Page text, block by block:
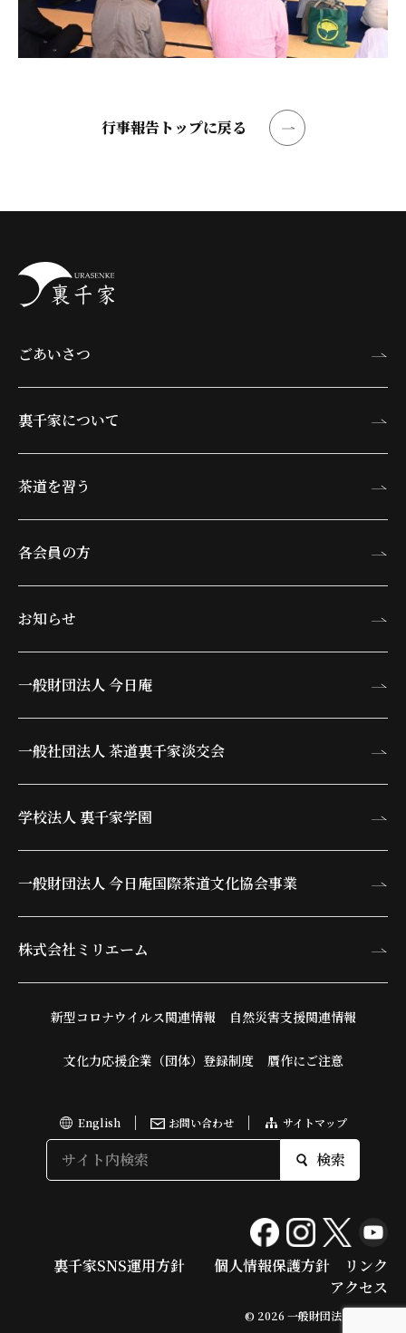
行事報告トップに戻る
ごあいさつ
裏千家について
茶道を習う
各会員の方
お知らせ
一般財団法人 今日庵
一般社団法人 茶道裏千家淡交会
学校法人 裏千家学園
一般財団法人 今日庵国際茶道文化協会事業
株式会社ミリエーム
新型コロナウイルス関連情報 自然災害支援関連情報
文化力応援企業（団体）登録制度 贋作にご注意
English お問い合わせ サイトマップ
検索
裏千家SNS運用方針 個人情報保護方針
リンク
アクセス
© 2026 一般財団法人 今日庵